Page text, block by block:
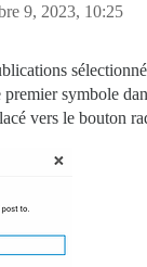
9, 2023, 10:25
symbole
vers le bouton